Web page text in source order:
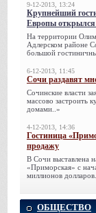
9-12-2013, 13:24
Крупнейший
Европы
На территории
Адлерском районе
большой
6-12-2013, 11:45
Сочи раздавят
Сочинские власти
массово застроить
домами..»
4-12-2013, 14:36
Гостиница
продажу
В Сочи выставлена
«Приморская» с
миллионов
ОБЩЕСТВО